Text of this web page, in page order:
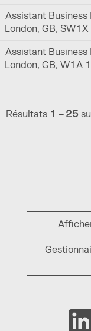
Assistant Business
London, GB,
Assistant Business
London, GB, W1A
Résultats 1 – 25
S